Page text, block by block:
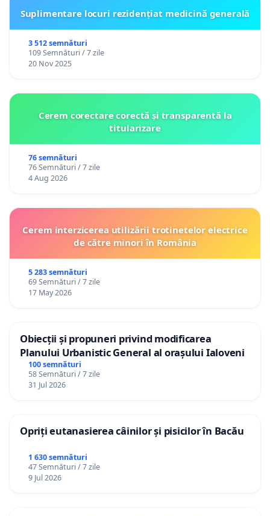
Suplimentare locuri rezidențiat medicină generală
3 512 semnături
109 Semnături / 7 zile
20 Nov 2025
Cerem corectare corectă și transparentă la
titularizare
76 semnături
76 Semnături / 7 zile
4 Aug 2026
Cerem interzicerea utilizării trotinetelor electrice
de către minori în România
5 283 semnături
69 Semnături / 7 zile
17 May 2026
Obiecții și propuneri privind modificarea
Planului Urbanistic General al orașului Ialoveni
100 semnături
58 Semnături / 7 zile
31 Jul 2026
Opriți eutanasierea câinilor și pisicilor în Bacău
1 630 semnături
47 Semnături / 7 zile
9 Jul 2026